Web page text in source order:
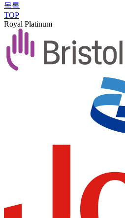
목록
TOP
Royal Platinum